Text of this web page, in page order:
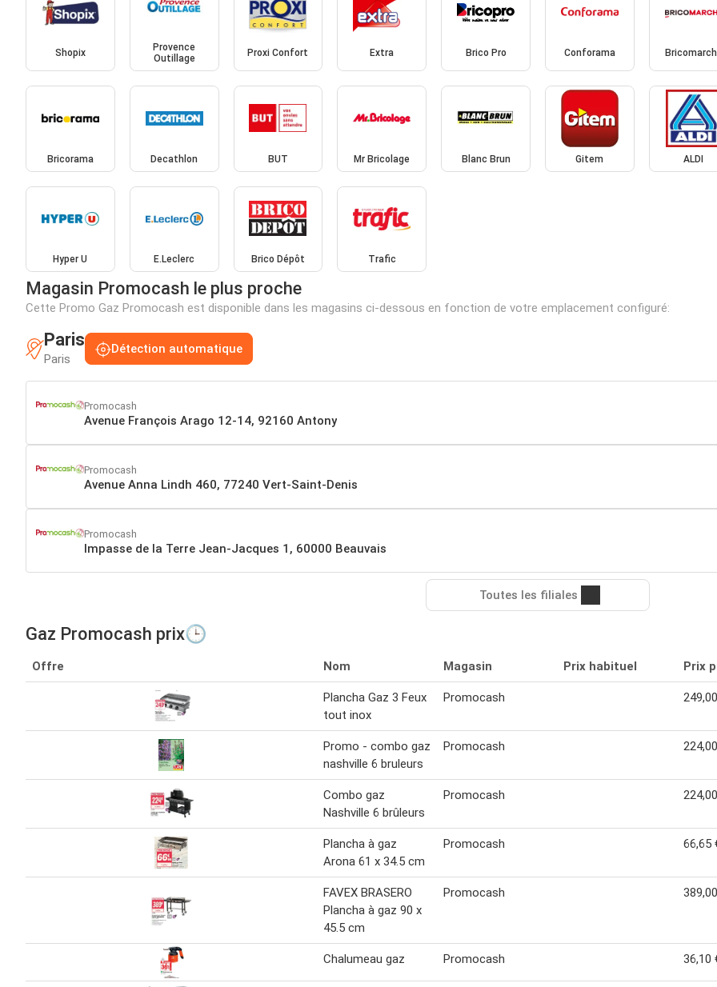
Shopix
Provence
Outillage
Proxi Confort Extra Brico Pro Conforama
Bricorama Decathlon BUT Mr Bricolage Blanc Brun Gitem ALDI
Hyper U E.Leclerc Brico Dépôt Trafic
Magasin Promocash le plus proche
Cette Promo Gaz Promocash est disponible dans les magasins ci-dessous en fonction de votre emplacement configuré:
Paris
Paris
Détection automatique
Promocash
Avenue François Arago 12-14, 92160 Antony
Promocash
Avenue Anna Lindh 460, 77240 Vert-Saint-Denis
Promocash
Impasse de la Terre Jean-Jacques 1, 60000 Beauvais
Toutes les filiales
Gaz Promocash prix🕒
Offre Nom Magasin Prix habituel Prix
Plancha Gaz 3 Feux
tout inox
Promocash
Promo - combo gaz
nashville 6 bruleurs
Promocash
Combo gaz
Nashville 6 brûleurs
Promocash
Plancha à gaz
Arona 61 x 34.5 cm
Promocash 66,65
FAVEX BRASERO
Plancha à gaz 90 x
45.5 cm
Promocash
Chalumeau gaz Promocash 36,10